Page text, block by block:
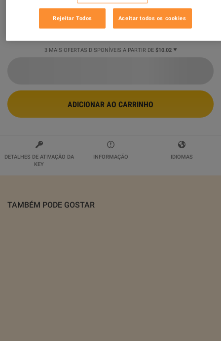
$10.03 $23.90
3 MAIS OFERTAS DISPONÍVEIS A PARTIR DE $10.02
ADICIONAR AO CARRINHO
DETALHES DE ATIVAÇÃO DA
KEY
INFORMAÇÃO IDIOMAS
TAMBÉM PODE GOSTAR
Rejeitar Todos Aceitar todos os cookies